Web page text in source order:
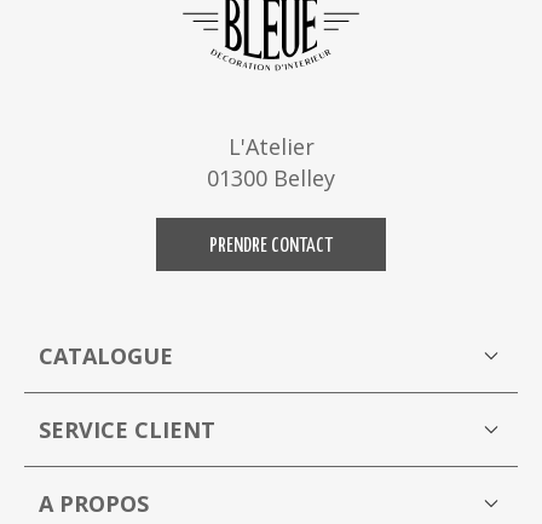
CATALOGUE
Boutique
SERVICE CLIENT
Mon compte
A PROPOS
L'Atelier
01300 Belley
PRENDRE CONTACT